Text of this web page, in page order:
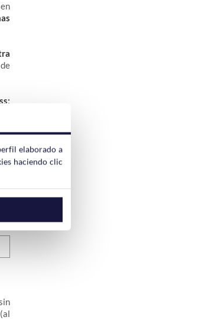
elaborado a
haciendo clic